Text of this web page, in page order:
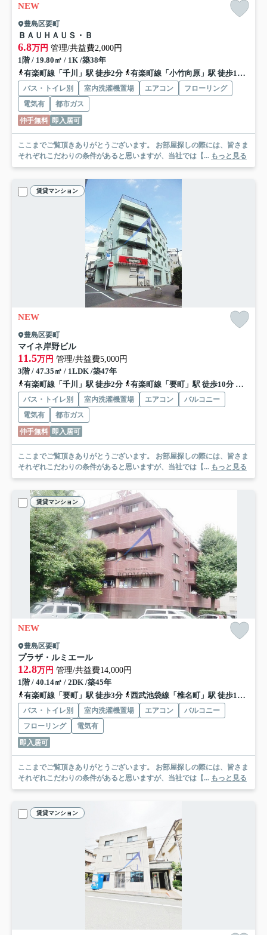
NEW
豊島区要町
ＢＡＵＨＡＵＳ・Ｂ
6.8万円 管理/共益費2,000円
1階 / 19.80㎡ / 1K /築38年
有楽町線「千川」駅 徒歩2分
有楽町線「小竹向原」駅 徒歩15分
バス・トイレ別 室内洗濯機置場 エアコン
フローリング
電気有
都市ガス
仲手無料 即入居可
ここまでご覧頂きありがとうございます。 お部屋探しの際には、皆さま
それぞれこだわりの条件があると思いますが、当社では【... もっと見る
賃貸マンション
NEW
豊島区要町
マイネ岸野ビル
11.5万円 管理/共益費5,000円
3階 / 47.35㎡ / 1LDK /築47年
有楽町線「千川」駅 徒歩2分
有楽町線「要町」駅 徒歩10分 西武池
バス・トイレ別 室内洗濯機置場 エアコン
バルコニー
電気有
都市ガス
仲手無料 即入居可
ここまでご覧頂きありがとうございます。 お部屋探しの際には、皆さま
それぞれこだわりの条件があると思いますが、当社では【... もっと見る
賃貸マンション
NEW
豊島区要町
プラザ・ルミエール
12.8万円 管理/共益費14,000円
1階 / 40.14㎡ / 2DK /築45年
有楽町線「要町」駅 徒歩3分
西武池袋線「椎名町」駅 徒歩11分
バス・トイレ別 室内洗濯機置場 エアコン
バルコニー
フローリング
電気有
即入居可
ここまでご覧頂きありがとうございます。 お部屋探しの際には、皆さま
それぞれこだわりの条件があると思いますが、当社では【... もっと見る
賃貸マンション